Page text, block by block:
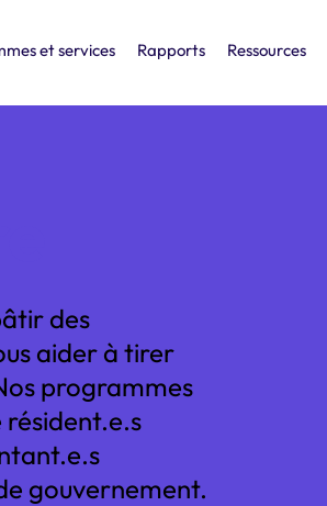
et services Rapports Ressources
des
aider à tirer
programmes
gouvernement.